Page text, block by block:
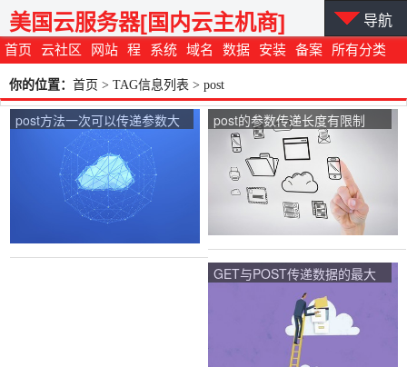
首页 云社区 网站 程 系统 域名 数据 安装 备案 所有分类
美国云服务器[国内云主机商] 导航
你的位置： 首页 > TAG信息列表 > post
post方法一次可以传递参数大
小限制是多少？
post的参数传递长度有限制
吗？
GET与POST传递数据的最大
长度能够达到多少？